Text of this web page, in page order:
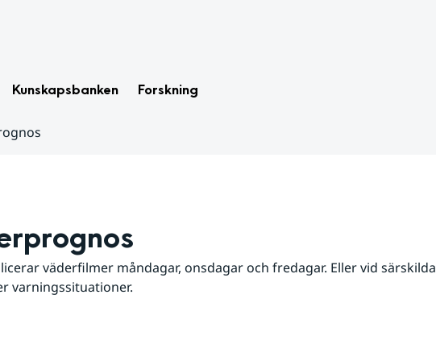
Kunskapsbanken Forskning
väderfilmer måndagar, onsdagar och fredagar. Eller vid särskilda
varningssituationer.